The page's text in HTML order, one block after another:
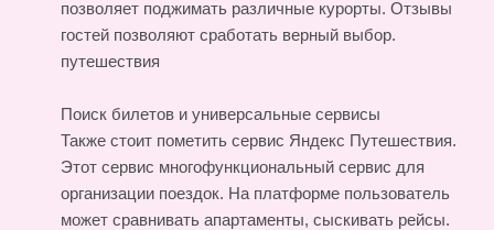
позволяет поджимать различные курорты. Отзывы
гостей позволяют сработать верный выбор.
путешествия
Поиск билетов и универсальные сервисы
Также стоит пометить сервис Яндекс Путешествия.
Этот сервис многофункциональный сервис для
организации поездок. На платформе пользователь
может сравнивать апартаменты, сыскивать рейсы.